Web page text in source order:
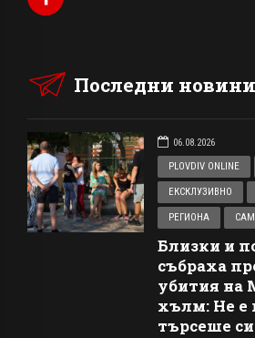
Последни новини
06.08.2026
PLOVDIV ONLINE
ЕКСКЛУЗИВНО
РЕГИОНА
Близки и
събраха
убития на
хълм: Не е
търсеше